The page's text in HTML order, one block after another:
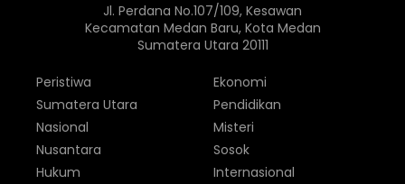
Jl. Perdana No.107/109, Kesawan
Kecamatan Medan Baru, Kota Medan
Sumatera Utara 20111
Peristiwa
Sumatera Utara
Nasional
Nusantara
Hukum
Ekonomi
Pendidikan
Misteri
Sosok
Internasional